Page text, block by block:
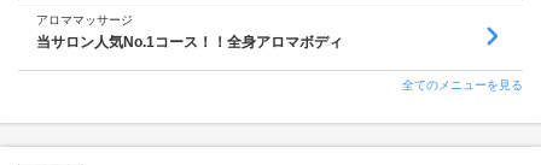
アロママッサージ
当サロン人気No.1コース！！全身アロマボディ
全てのメニューを見る